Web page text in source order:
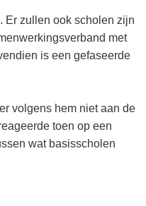
Er zullen ook scholen zijn
met
is een gefaseerde
volgens hem niet aan de
toen op een
wat basisscholen